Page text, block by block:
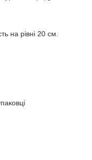
на рівні 20 см.